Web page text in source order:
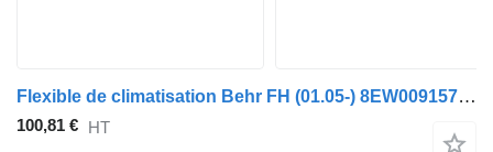
Flexible de climatisation Behr FH (01.05-) 8EW009157-531 pour tracteur routier Volvo FH12, FH16, NH12, FH, VNL780 (1993-2014)
100,81 € HT